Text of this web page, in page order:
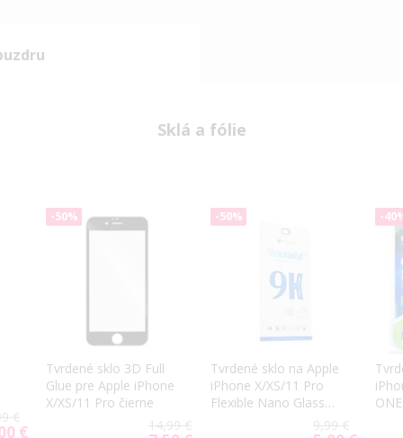
Sklá a fólie
€
€
-50%
Tvrdené sklo 3D Full
Glue pre Apple iPhone
X/XS/11 Pro čierne
14,99 €
-50%
Tvrdené sklo na Apple
iPhone X/XS/11 Pro
Flexible Nano Glass
9,99 €
-